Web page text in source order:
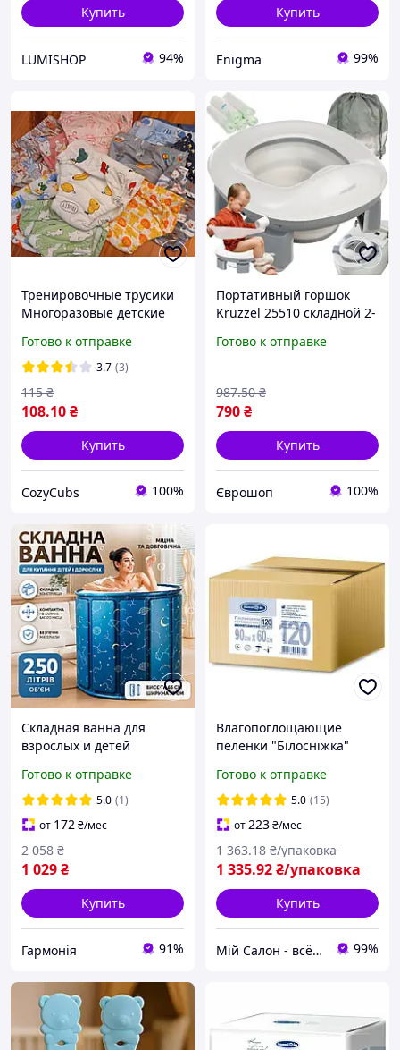
Купить
LUMISHOP 94%
Купить
Enigma 99%
Тренировочные трусики
Многоразовые детские
Готово к отправке
3.7 (3)
108.10₴
115 ₴
Купить
CozyCubs 100%
Портативный горшок
Kruzzel 25510 складной 2-
дома
Готово к отправке
790₴
987.50 ₴
Купить
Єврошоп 100%
Складная ванна для
взрослых и детей
бассейн для купания
домашняя для квартиры
дачи кемпинга СПА
горячих холодных
Готово к отправке
5.0 (1)
от 172₴/мес
1 029₴
2 058 ₴
Купить
Гармонія 91%
Влагопоглощающие
пеленки "Білосніжка"
Готово к отправке
5.0 (15)
от223₴/мес
1 335.92₴/упаковка
1 363.18 ₴/упаковка
Купить
Мій Салон - всё для вашего салона! 99%